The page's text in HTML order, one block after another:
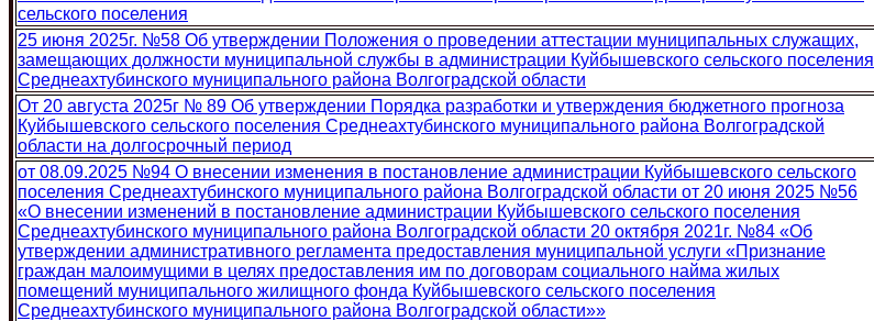
сельского поселения
25 июня 2025г. №58 Об утверждении Положения о проведении аттестации муниципальных служащих,
замещающих должности муниципальной службы в администрации Куйбышевского сельского поселения
Среднеахтубинского муниципального района Волгоградской области
От 20 августа 2025г № 89 Об утверждении Порядка разработки и утверждения бюджетного прогноза
Куйбышевского сельского поселения Среднеахтубинского муниципального района Волгоградской
области на долгосрочный период
от 08.09.2025 №94 О внесении изменения в постановление администрации Куйбышевского сельского
поселения Среднеахтубинского муниципального района Волгоградской области от 20 июня 2025 №56
«О внесении изменений в постановление администрации Куйбышевского сельского поселения
Среднеахтубинского муниципального района Волгоградской области 20 октября 2021г. №84 «Об
утверждении административного регламента предоставления муниципальной услуги «Признание
граждан малоимущими в целях предоставления им по договорам социального найма жилых
помещений муниципального жилищного фонда Куйбышевского сельского поселения
Среднеахтубинского муниципального района Волгоградской области»»